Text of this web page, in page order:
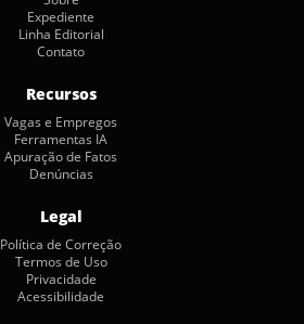
Expediente
Linha Editorial
Contato
Recursos
Vagas e Empregos
Ferramentas IA
Apuração de Fatos
Denúncias
Legal
Política de Correção
Termos de Uso
Privacidade
Acessibilidade